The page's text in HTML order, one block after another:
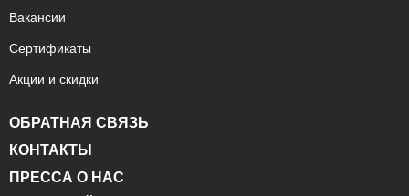
Вакансии
Сертификаты
Акции и скидки
ОБРАТНАЯ СВЯЗЬ
КОНТАКТЫ
ПРЕССА О НАС